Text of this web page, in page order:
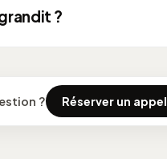
en bout. La boutique est
?
? Réserver un appel